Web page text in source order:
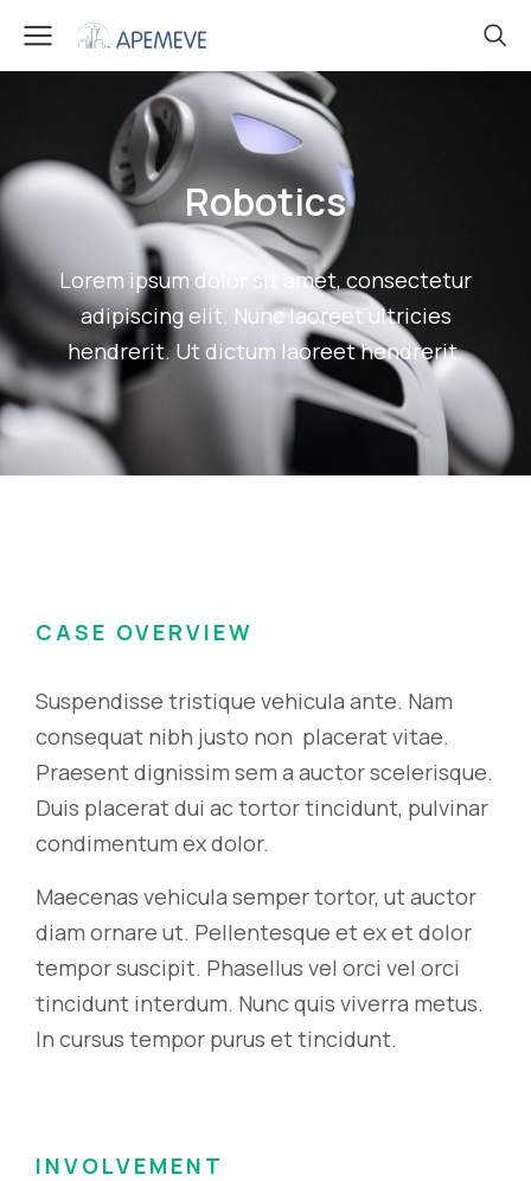
Robotics
Lorem ipsum dolor sit amet, consectetur
adipiscing elit. Nunc laoreet ultricies
hendrerit. Ut dictum laoreet hendrerit.
CASE OVERVIEW
Suspendisse tristique vehicula ante. Nam
consequat nibh justo non placerat vitae.
Praesent dignissim sem a auctor scelerisque.
Duis placerat dui ac tortor tincidunt, pulvinar
condimentum ex dolor.
Maecenas vehicula semper tortor, ut auctor
diam ornare ut. Pellentesque et ex et dolor
tempor suscipit. Phasellus vel orci vel orci
tincidunt interdum. Nunc quis viverra metus.
In cursus tempor purus et tincidunt.
INVOLVEMENT